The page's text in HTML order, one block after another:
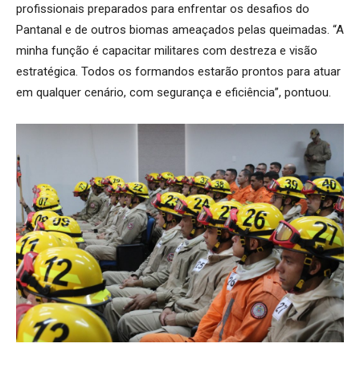
profissionais preparados para enfrentar os desafios do
Pantanal e de outros biomas ameaçados pelas queimadas. “A
minha função é capacitar militares com destreza e visão
estratégica. Todos os formandos estarão prontos para atuar
em qualquer cenário, com segurança e eficiência”, pontuou.